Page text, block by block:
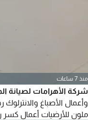
منذ 7 ساعات
شركة الأهرامات لصيانة
وأعمال الأصباغ
ملون للأرضيات أعمال كسر